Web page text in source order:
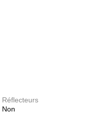
Réflecteurs
Non